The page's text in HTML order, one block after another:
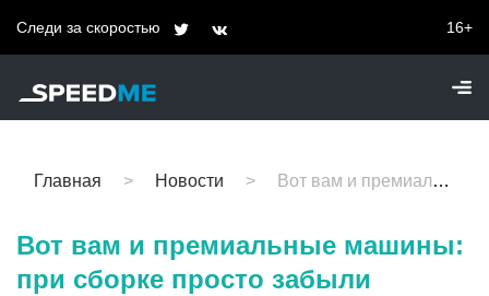
Следи за скоростью 16+
Главная Новости Вот вам и премиальные машины: при сборке просто забыли несколько болтиков
Вот вам и премиальные машины:
при сборке просто забыли